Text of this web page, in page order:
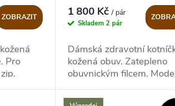
ZOBRAZIT
Pro
1 800 Kč/ pár
Skladem 2 pár
Dámská zdravotní
kožená obuv. Zatepleno
obuvnickým filcem.